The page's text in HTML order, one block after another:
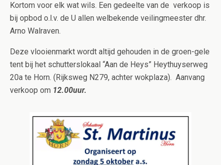
Kortom voor elk wat wils. Een gedeelte van de verkoop is
bij opbod o.l.v. de U allen welbekende veilingmeester dhr.
Arno Walraven.
Deze vlooienmarkt wordt altijd gehouden in de groen-gele
tent bij het schutterslokaal “Aan de Heys” Heythuyserweg
20a te Horn. (Rijksweg N279, achter wokplaza). Aanvang
verkoop om 12.00uur.